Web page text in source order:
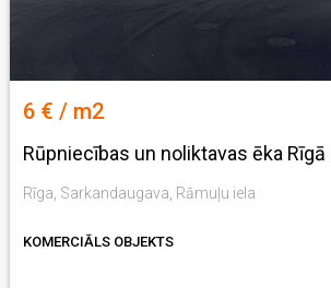
6 € / m2
Rūpniecības un noliktavas ēka Rīgā
Rīga, Sarkandaugava, Rāmuļu iela
KOMERCIĀLS OBJEKTS